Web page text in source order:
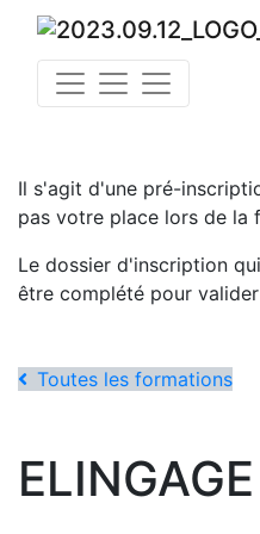
Il s'agit d'une pré-
pas votre place lors de la
Le dossier d'inscription
être complété pour
Toutes les formations
ELINGAGE